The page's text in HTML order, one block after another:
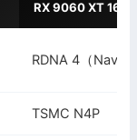
RX 9060 XT
RDNA 4（Navi
TSMC N4P